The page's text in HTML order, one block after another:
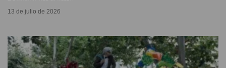
13 de julio de 2026